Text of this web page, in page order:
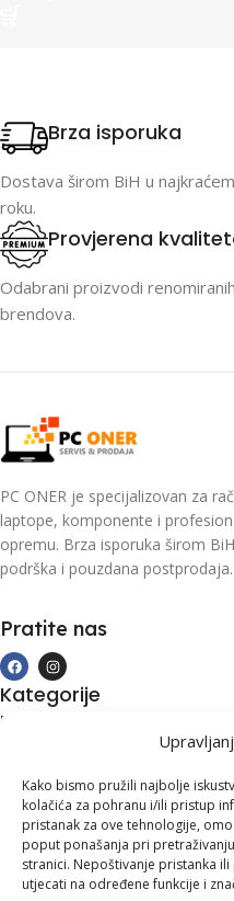
Kako bismo pružili najbolje
kolačića za pohranu i/ili pristup
pristanak za ove tehnologije,
poput ponašanja pri
stranici. Nepoštivanje pristanka
utjecati na određene funkcije i
Brza isporuka
Dostava širom BiH u najkraćem
roku.
Provjerena
Odabrani proizvodi renomiranih
brendova.
PC ONER je specijalizovan za
laptope, komponente i
opremu. Brza isporuka širom
podrška i pouzdana postprodaja.
Pratite nas
Kategorije
Kupovina i podrška
Kontakt informacije
Branilaca Bosne, 75 300
+387 35 555 999
info@pconer.ba